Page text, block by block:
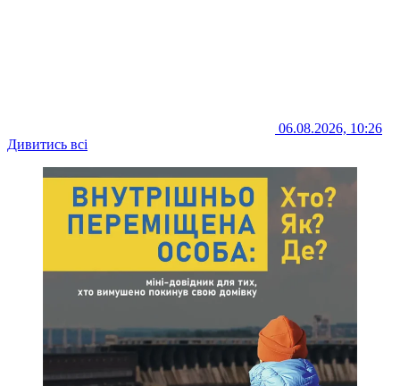
06.08.2026, 10:26
Дивитись всі